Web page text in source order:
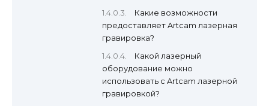
Какие возможности
предоставляет Artcam лазерная
гравировка?
Какой лазерный
оборудование можно
использовать с Artcam лазерной
гравировкой?